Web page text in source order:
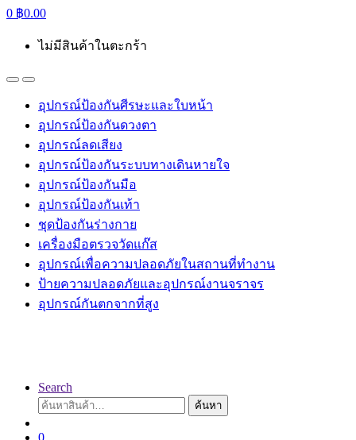
0 ฿0.00
ไม่มีสินค้าในตะกร้า
อุปกรณ์ป้องกันศีรษะและใบหน้า
อุปกรณ์ป้องกันดวงตา
อุปกรณ์ลดเสียง
อุปกรณ์ป้องกันระบบทางเดินหายใจ
อุปกรณ์ป้องกันมือ
อุปกรณ์ป้องกันเท้า
ชุดป้องกันร่างกาย
เครื่องมือตรวจวัดแก๊ส
อุปกรณ์เพื่อความปลอดภัยในสถานที่ทำงาน
ป้ายความปลอดภัยและอุปกรณ์งานจราจร
อุปกรณ์กันตกจากที่สูง
Search
ค้นหา:
ค้นหา
0